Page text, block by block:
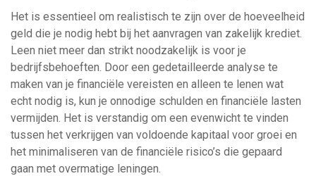
Het is essentieel om realistisch te zijn over de hoeveelheid
geld die je nodig hebt bij het aanvragen van zakelijk krediet.
Leen niet meer dan strikt noodzakelijk is voor je
bedrijfsbehoeften. Door een gedetailleerde analyse te
maken van je financiële vereisten en alleen te lenen wat
echt nodig is, kun je onnodige schulden en financiële lasten
vermijden. Het is verstandig om een evenwicht te vinden
tussen het verkrijgen van voldoende kapitaal voor groei en
het minimaliseren van de financiële risico’s die gepaard
gaan met overmatige leningen.